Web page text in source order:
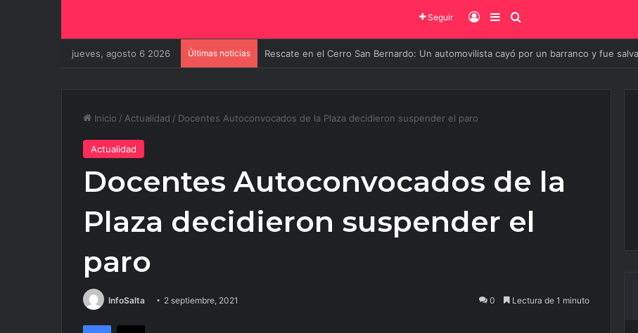
Seguir Iniciar Sesión
Barra Lateral
jueves, agosto 6 2026 Últimas noticias El Gobierno de Salta y la Policía Federal avanzan con nuevas medidas contra el delito
Inicio / Actualidad / Docentes Autoconvocados de la Plaza decidieron suspender el paro
Actualidad
Docentes Autoconvocados de la
Plaza decidieron suspender el
paro
InfoSalta 2 septiembre, 2021 0 Lectura de 1 minuto
Facebook
X